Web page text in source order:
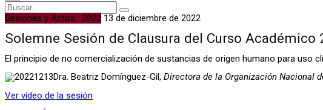
Sesiones y Actos · 2022 13 de diciembre de 2022
Solemne Sesión de Clausura del Curso
El principio de no comercialización de sustancias de origen humano para uso
Dra. Beatriz Domínguez-Gil, Directora de la Organización Nacional
Ver vídeo de la sesión